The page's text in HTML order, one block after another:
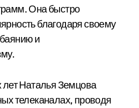
Она быстро
благодаря своему
и
лет Наталья Земцова
телеканалах, проводя